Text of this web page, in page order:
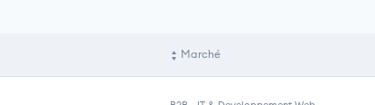
Marché